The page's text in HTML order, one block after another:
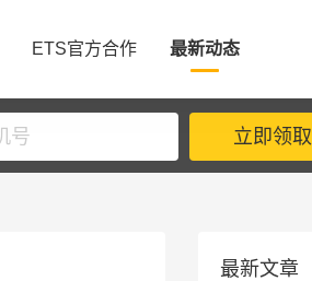
ETS官方合作 最新动态
立即领取
最新文章